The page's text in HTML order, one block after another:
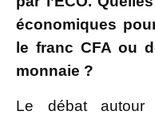
économiques
le franc CFA ou
monnaie ?
Le débat autour